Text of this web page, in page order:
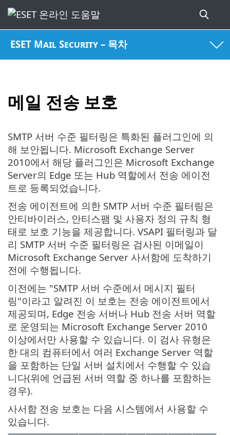
ESET Mail Security – 목차
메일 전송 보호
SMTP 서버 수준 필터링은 특화된 플러그인에 의
해 보안됩니다. Microsoft Exchange Server
2010에서 해당 플러그인은 Microsoft Exchange
Server의 Edge 또는 Hub 역할에서 전송 에이전
트로 등록되었습니다.
전송 에이전트에 의한 SMTP 서버 수준 필터링은
안티바이러스, 안티스팸 및 사용자 정의 규칙 형
태로 보호 기능을 제공합니다. VSAPI 필터링과 달
리 SMTP 서버 수준 필터링은 검사된 이메일이
Microsoft Exchange Server 사서함에 도착하기
전에 수행됩니다.
이전에는 "SMTP 서버 수준에서 메시지 필터
링"이라고 알려진 이 보호는 전송 에이전트에서
제공되며, Edge 전송 서버나 Hub 전송 서버 역할
로 운영되는 Microsoft Exchange Server 2010
이상에서만 사용할 수 있습니다. 이 검사 유형은
한 대의 컴퓨터에서 여러 Exchange Server 역할
을 포함하는 단일 서버 설치에서 수행할 수 있습
니다(위에 언급된 서버 역할 중 하나를 포함하는
경우).
사서함 전송 보호는 다음 시스템에서 사용할 수
있습니다.